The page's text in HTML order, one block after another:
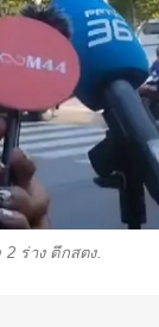
ร่าง ตึกสตง.